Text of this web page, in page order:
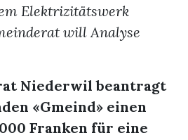
Elektrizitätswerk
will Analyse
Niederwil beantragt
«Gmeind» einen
Franken für eine